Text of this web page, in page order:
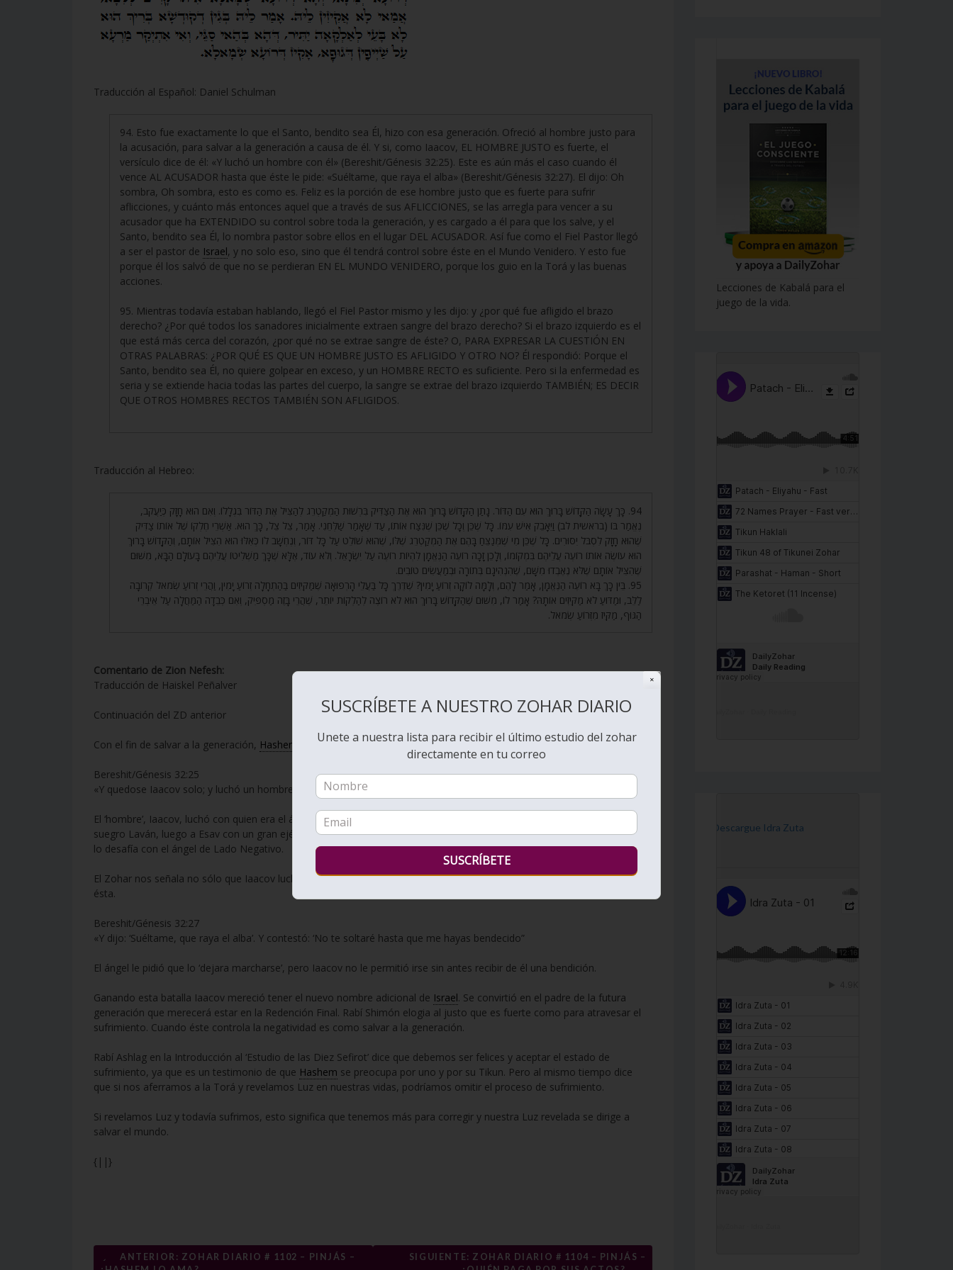
Traducción al Español: Daniel Schulman
94. Esto fue exactamente lo que el Santo, bendito sea Él, hizo con esa generación. Ofreció al hombre justo para
la acusación, para salvar a la generación a causa de él. Y si, como Iaacov, EL HOMBRE JUSTO es fuerte, el
versículo dice de él: «Y luchó un hombre con él» (Bereshit/Génesis 32:25). Este es aún más el caso cuando él
vence AL ACUSADOR hasta que éste le pide: «Suéltame, que raya el alba» (Bereshit/Génesis 32:27). El dijo: Oh
sombra, Oh sombra, esto es como es. Feliz es la porción de ese hombre justo que es fuerte para sufrir
aflicciones, y cuánto más entonces aquel que a través de sus AFLICCIONES, se las arregla para vencer a su
acusador que ha EXTENDIDO su control sobre toda la generación, y es cargado a él para que los salve, y el
Santo, bendito sea Él, lo nombra pastor sobre ellos en el lugar DEL ACUSADOR. Así fue como el Fiel Pastor llegó
a ser el pastor de Israel, y no solo eso, sino que él tendrá control sobre éste en el Mundo Venidero. Y esto fue
porque él los salvó de que no se perdieran EN EL MUNDO VENIDERO, porque los guio en la Torá y las buenas
acciones.
95. Mientras todavía estaban hablando, llegó el Fiel Pastor mismo y les dijo: y ¿por qué fue afligido el brazo
derecho? ¿Por qué todos los sanadores inicialmente extraen sangre del brazo derecho? Si el brazo izquierdo es el
que está más cerca del corazón, ¿por qué no se extrae sangre de éste? O, PARA EXPRESAR LA CUESTIÓN EN
OTRAS PALABRAS: ¿POR QUÉ ES QUE UN HOMBRE JUSTO ES AFLIGIDO Y OTRO NO? Él respondió: Porque el
Santo, bendito sea Él, no quiere golpear en exceso, y un HOMBRE RECTO es suficiente. Pero si la enfermedad es
seria y se extiende hacia todas las partes del cuerpo, la sangre se extrae del brazo izquierdo TAMBIÉN; ES DECIR
QUE OTROS HOMBRES RECTOS TAMBIÉN SON AFLIGIDOS.
Traducción al Hebreo:
94. כָּךְ עָשָׂה הַקָּדוֹשׁ בָּרוּךְ הוּא עִם הַדּוֹר. נָתַן הַקָּדוֹשׁ בָּרוּךְ הוּא אֶת הַצַּדִּיק בִּרְשׁוּת הַמְקַטְרֵג לְהַצִּיל אֶת הַדּוֹר בִּגְלָלוֹ. וְאִם הוּא חָזָק כְּיַעֲקֹב,
נֶאֱמַר בּוֹ (בראשית לב) וַיֵּאָבֵק אִישׁ עִמּוֹ. כָּל שֶׁכֵּן וְכָל שֶׁכֵּן שֶׁנִּצַּח אוֹתוֹ, עַד שֶׁאָמַר שַׁלְּחֵנִי. אָמַר, צֵל צֵל, כָּךְ הוּא. אַשְׁרֵי חֶלְקוֹ שֶׁל אוֹתוֹ צַדִּיק
שֶׁהוּא חָזָק לִסְבֹּל יִסּוּרִים. כָּל שֶׁכֵּן מִי שֶׁמְּנַצֵּחַ בָּהֶם אֶת הַמְקַטְרֵג שֶׁלּוֹ, שֶׁהוּא שׁוֹלֵט עַל כָּל דּוֹר, וְנֶחְשָׁב לוֹ כְּאִלּוּ הוּא הִצִּיל אוֹתָם, וְהַקָּדוֹשׁ בָּרוּךְ
הוּא עוֹשֶׂה אוֹתוֹ רוֹעֶה עֲלֵיהֶם בִּמְקוֹמוֹ, וְלָכֵן זָכָה רוֹעֶה הַנֶּאֱמָן לִהְיוֹת רוֹעֶה עַל יִשְׂרָאֵל. וְלֹא עוֹד, אֶלָּא שֶׁכָּךְ מַשְׁלִיטוֹ עֲלֵיהֶם בָּעוֹלָם הַבָּא, מִשּׁוּם
שֶׁהִצִּיל אוֹתָם שֶׁלֹּא נֶאֶבְדוּ מִשָּׁם, שֶׁהִנְהִיגָם בְּתוֹרָה וּבְמַעֲשִׂים טוֹבִים.
95. בֵּין כָּךְ בָּא רוֹעֶה הַנֶּאֱמָן, אָמַר לָהֶם, וְלָמָּה לוֹקָה זְרוֹעַ יָמִין? שֶׁדֶּרֶךְ כָּל בַּעֲלֵי הָרְפוּאָה שֶׁמַּקִּיזִים בַּהַתְחָלָה זְרוֹעַ יָמִין, וַהֲרֵי זְרוֹעַ שְׂמֹאל קְרוֹבָה
לַלֵּב, וּמַדּוּעַ לֹא מַקִּיזִים אוֹתָהּ? אָמַר לוֹ, מִשּׁוּם שֶׁהַקָּדוֹשׁ בָּרוּךְ הוּא לֹא רוֹצֶה לְהַלְקוֹת יוֹתֵר, שֶׁהֲרֵי בָּזֶה מַסְפִּיק, וְאִם כְּבֵדָה הַמַּחֲלָה עַל אֵיבְרֵי
הַגּוּף, מַקִּיז מִזְּרוֹעַ שְׂמֹאל.
Comentario de Zion Nefesh:
Traducción de Haiskel Peñalver
Continuación del ZD anterior
Con el fin de salvar a la generación, Hashem le permitió al Lado Negativo luchar contra la persona más calificada.
Bereshit/Génesis 32:25
«Y quedose Iaacov solo; y luchó un hombre con él hasta el romper del alba»
El ‘hombre’, Iaacov, luchó con quien era el ángel del Lado Negativo. Se las arregló para superar la negatividad de su
suegro Laván, luego a Esav con un gran ejército y ahora antes de llegar a su casa para instalarse con su familia,Hashem
lo desafía con el ángel de Lado Negativo.
El Zohar nos señala no sólo que Iaacov luchó contra la negatividad y no perdió, sino que ganó y tomó el control sobre
ésta.
Bereshit/Génesis 32:27
«Y dijo: ‘Suéltame, que raya el alba’. Y contestó: ‘No te soltaré hasta que me hayas bendecido”
El ángel le pidió que lo ‘dejara marcharse’, pero Iaacov no le permitió irse sin antes recibir de él una bendición.
Ganando esta batalla Iaacov mereció tener el nuevo nombre adicional de Israel. Se convirtió en el padre de la futura
generación que merecerá estar en la Redención Final. Rabí Shimón elogia al justo que es fuerte como para atravesar el
sufrimiento. Cuando éste controla la negatividad es como salvar a la generación.
Rabí Ashlag en la Introducción al ‘Estudio de las Diez Sefirot’ dice que debemos ser felices y aceptar el estado de
sufrimiento, ya que es un testimonio de que Hashem se preocupa por uno y por su Tikun. Pero al mismo tiempo dice
que si nos aferramos a la Torá y revelamos Luz en nuestras vidas, podríamos omitir el proceso de sufrimiento.
Si revelamos Luz y todavía sufrimos, esto significa que tenemos más para corregir y nuestra Luz revelada se dirige a
salvar el mundo.
{||}
Navegación
←
ANTERIOR: ZOHAR DIARIO # 1102 – PINJÁS –
SIGUIENTE: ZOHAR DIARIO # 1104 – PINJÁS –
Lecciones de Kabalá para el
juego de la vida.
[Descargue Idra Zuta
✕
SUSCRÍBETE A NUESTRO ZOHAR DIARIO
Unete a nuestra lista para recibir el último estudio del zohar
directamente en tu correo